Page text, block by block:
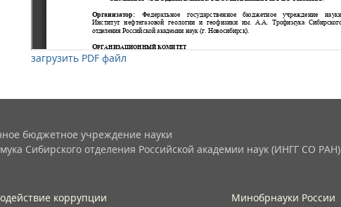
загрузить PDF файл
бюджетное учреждение науки
Сибирского отделения Российской академии наук (ИНГГ СО РАН)
коррупции
Минобрнауки России